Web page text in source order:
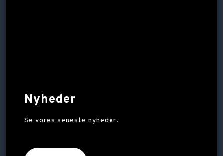
Nyheder
Se vores seneste nyheder.